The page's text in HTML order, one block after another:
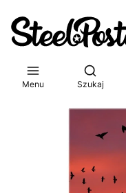
Menu
Otwórz
Szukaj